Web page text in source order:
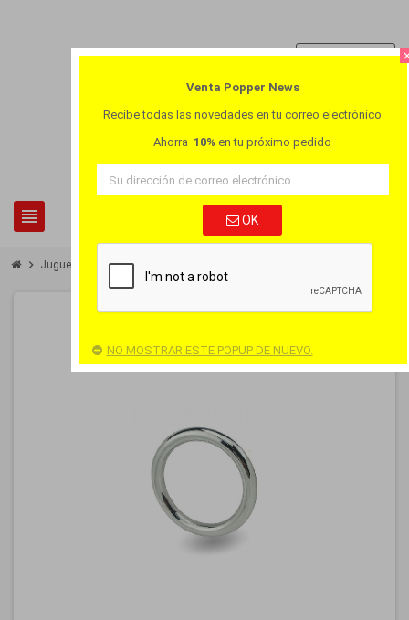
view_headline
personIniciar sesión
chevron_right Juguetes Cock Ring Olympic Inox
Venta Popper News
Recibe todas las novedades en tu correo electrónico
Ahorra 10% en tu próximo pedido
OK
NO MOSTRAR ESTE POPUP DE NUEVO.